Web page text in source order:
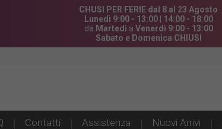
CHUSI PER FERIE dal 8 al 23 Agosto
Lunedì 9:00 - 13:00 | 14:00 - 18:00
da Martedì a Venerdì 9:00 - 13:00
Sabato e Domenica CHIUSI
Contatti Assistenza Nuovi Arrivi